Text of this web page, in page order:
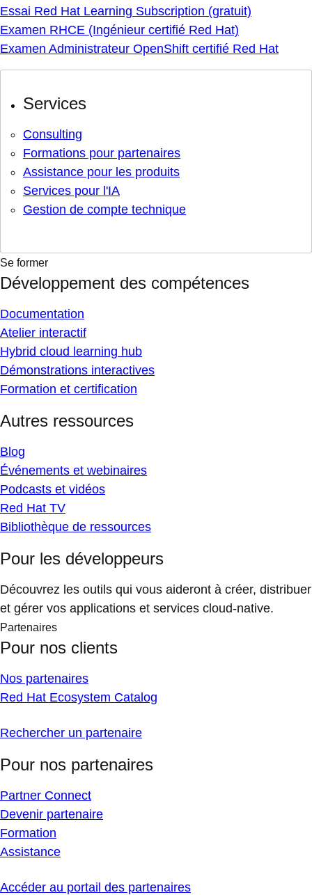
Essai Red Hat Learning Subscription (gratuit)
Examen RHCE (Ingénieur certifié Red Hat)
Examen Administrateur OpenShift certifié Red Hat
Services
Consulting
Formations pour partenaires
Assistance pour les produits
Services pour l'IA
Gestion de compte technique
Se former
Développement des compétences
Documentation
Atelier interactif
Hybrid cloud learning hub
Démonstrations interactives
Formation et certification
Autres ressources
Blog
Événements et webinaires
Podcasts et vidéos
Red Hat TV
Bibliothèque de ressources
Pour les développeurs
Découvrez les outils qui vous aideront à créer, distribuer
et gérer vos applications et services cloud-native.
Partenaires
Pour nos clients
Nos partenaires
Red Hat Ecosystem Catalog
Rechercher un partenaire
Pour nos partenaires
Partner Connect
Devenir partenaire
Formation
Assistance
Accéder au portail des partenaires